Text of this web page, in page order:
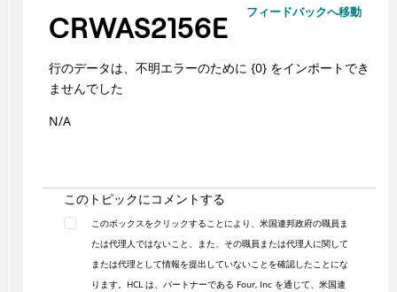
フィードバックへ移動
CRWAS2156E
行のデータは、不明エラーのために {0} をインポートでき
ませんでした
N/A
このトピックにコメントする
このボックスをクリックすることにより、米国連邦政府の職員ま
たは代理人ではないこと、また、その職員または代理人に関して
または代理として情報を提出していないことを確認したことにな
ります。HCL は、パートナーである Four, Inc を通じて、米国連